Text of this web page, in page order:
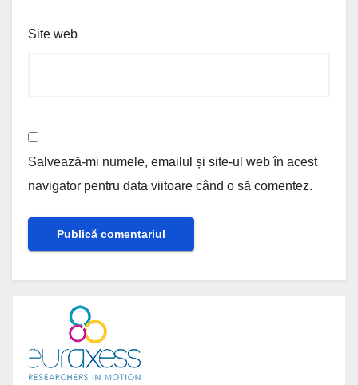
Site web
Salvează-mi numele, emailul și site-ul web în acest
navigator pentru data viitoare când o să comentez.